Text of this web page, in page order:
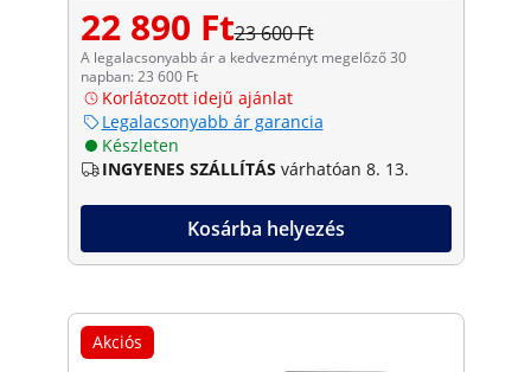
22 890 Ft23 600 Ft
A legalacsonyabb ár a kedvezményt megelőző 30
napban: 23 600 Ft
Korlátozott idejű ajánlat
Legalacsonyabb ár garancia
Készleten
INGYENES SZÁLLÍTÁS várhatóan 8. 13.
Kosárba helyezés
Akciós